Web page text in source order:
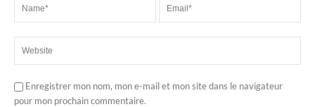
Enregistrer mon nom, mon e-mail et mon site dans le navigateur
pour mon prochain commentaire.